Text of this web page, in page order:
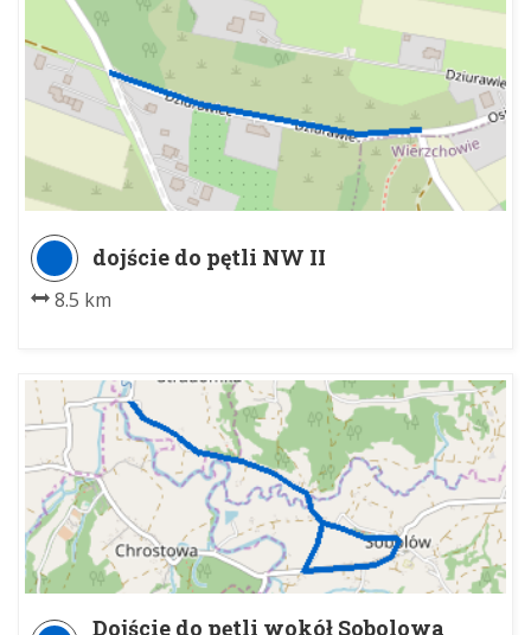
dojście do pętli NW II
8.5 km
Dojście do pętli wokół Sobolowa